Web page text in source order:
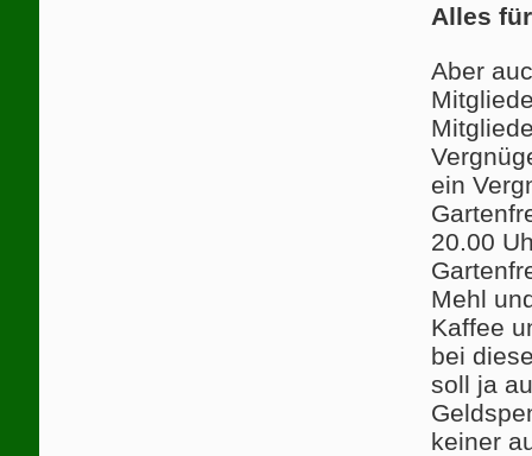
Alles
Aber
ein
20.00
Mehl
Kaffee
bei
soll ja
keiner